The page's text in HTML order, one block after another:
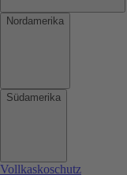
Nordamerika
Südamerika
Vollkaskoschutz